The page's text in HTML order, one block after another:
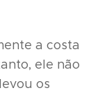
a costa
ele não
os